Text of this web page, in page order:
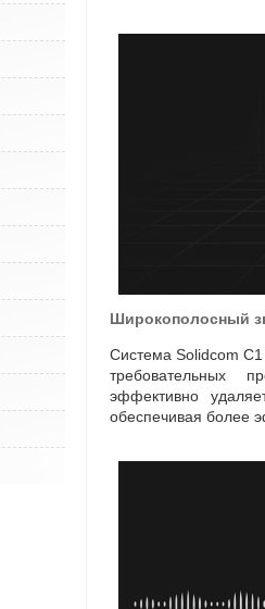
Широкополосный
Система Solidcom C1
требовательных
эффективно
обеспечивая более